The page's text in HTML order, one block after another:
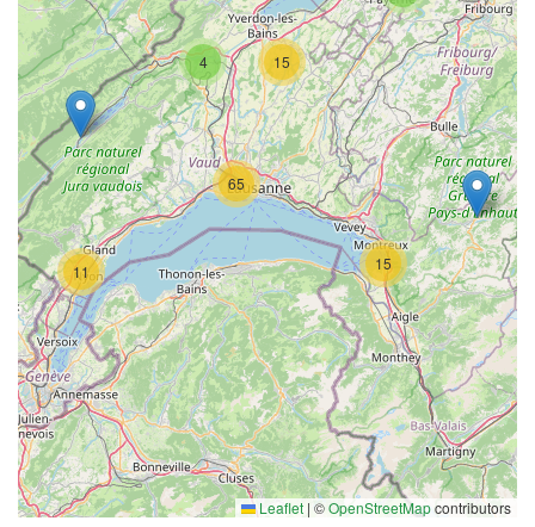
15
4
11
15
65
Leaflet | ©OpenStreetMapcontributors